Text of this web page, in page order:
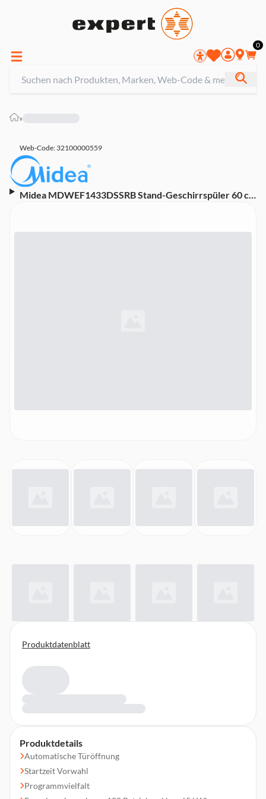
0
»
Web-Code: 32100000559
Midea MDWEF1433DSSRB Stand-Geschirrspüler 60 cm
Produktdetails
Automatische Türöffnung
Startzeit Vorwahl
Programmvielfalt
Produktdatenblatt